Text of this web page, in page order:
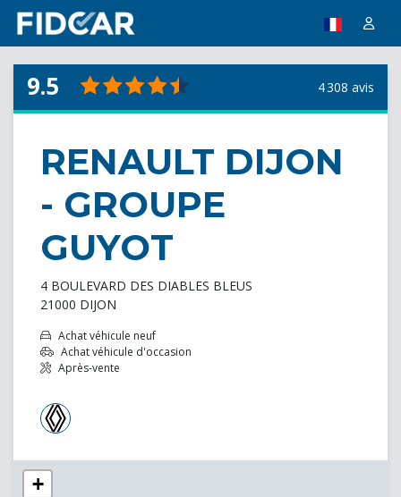
9.5 4 308 avis
RENAULT DIJON
- GROUPE
GUYOT
4 BOULEVARD DES DIABLES BLEUS
21000 DIJON
Achat véhicule neuf
Achat véhicule d'occasion
Après-vente
+